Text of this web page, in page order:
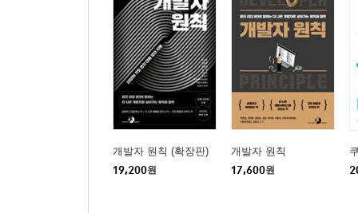
3.2.5 정보와 리포팅
3.3 클라우드 개발과 클라우드 네이티브 개발
3.4 정리
2부. The execution
4장. 클라우드 서비스 개발환경 만들기
개발자 원칙 (확장판)
19,200원
개발자 원칙
17,600원